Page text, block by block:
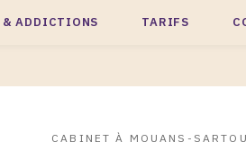
& ADDICTIONS TARIFS
CABINET À MOUANS-